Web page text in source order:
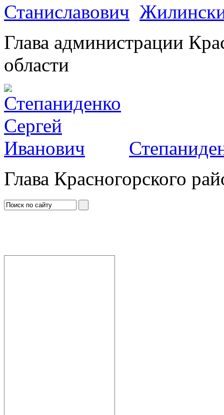
Глава администрации
области
Глава Красногорского